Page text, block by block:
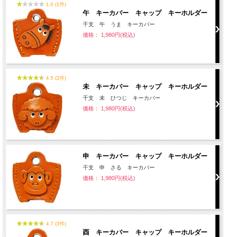
1.0 (1件)
午 キーカバー キャップ キーホルダー
干支 午 うま キーカバー
価格： 1,980円(税込)
4.5 (2件)
未 キーカバー キャップ キーホルダー
干支 未 ひつじ キーカバー
価格： 1,980円(税込)
申 キーカバー キャップ キーホルダー
干支 申 さる キーカバー
価格： 1,980円(税込)
4.7 (3件)
酉 キーカバー キャップ キーホルダー